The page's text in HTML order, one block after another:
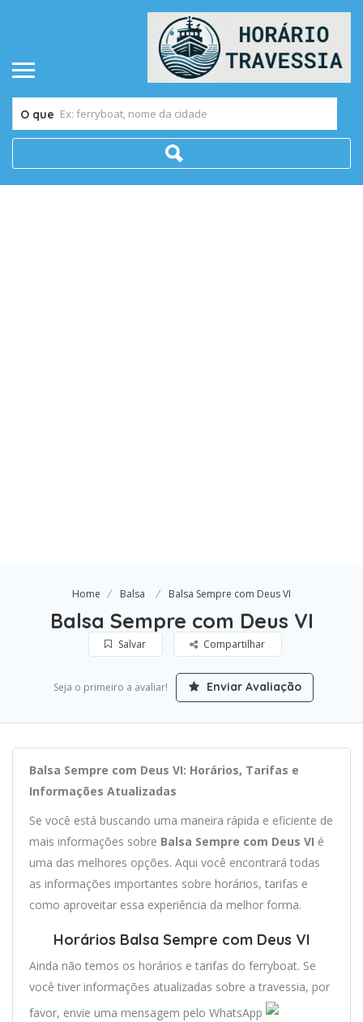
O que
Home Balsa Balsa Sempre com Deus VI
Balsa Sempre com Deus VI
Salvar Compartilhar
Seja o primeiro a avaliar! Enviar Avaliação
Balsa Sempre com Deus VI: Horários, Tarifas e
Informações Atualizadas
Se você está buscando uma maneira rápida e eficiente de
mais informações sobre Balsa Sempre com Deus VI é
uma das melhores opções. Aqui você encontrará todas
as informações importantes sobre horários, tarifas e
como aproveitar essa experiência da melhor forma.
Horários Balsa Sempre com Deus VI
Ainda não temos os horários e tarifas do ferryboat. Se
você tiver informações atualizadas sobre a travessia, por
favor, envie uma mensagem pelo WhatsApp